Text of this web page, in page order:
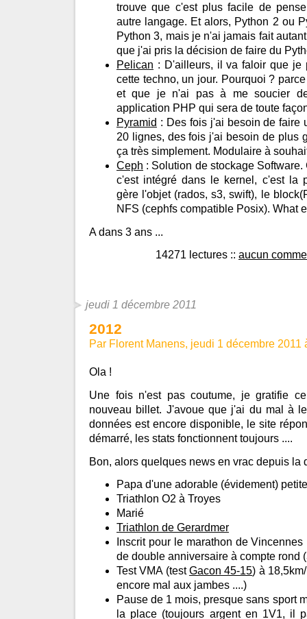
trouve que c'est plus facile de
autre langage. Et alors, Python 2 ou
Python 3, mais je n'ai jamais fait
que j'ai pris la décision de faire du
Pelican : D'ailleurs, il va faloir que je
cette techno, un jour. Pourquoi ?
et que je n'ai pas à me soucier
application PHP qui sera de toute
Pyramid : Des fois j'ai besoin de faire
20 lignes, des fois j'ai besoin de plus
ça très simplement. Modulaire à
Ceph : Solution de stockage
c'est intégré dans le kernel, c'est la
gère l'objet (rados, s3, swift), le
NFS (cephfs compatible Posix). What
A dans 3 ans ...
14271 lectures :: aucun
jeudi 1 décembre 2011
2012
Par Florent Manens, jeudi 1 décembre 2011
Ola !
Une fois n'est pas coutume, je gratifie
nouveau billet. J'avoue que j'ai du mal à
données est encore disponible, le site
démarré, les stats fonctionnent toujours ....
Bon, alors quelques news en vrac depuis la
Papa d'une adorable (évidement)
Triathlon O2 à Troyes
Marié
Triathlon de Gerardmer
Inscrit pour le marathon de
de double anniversaire à compte rond
Test VMA (testGacon 45-15) à
encore mal aux jambes ....)
Pause de 1 mois, presque sans sport
la place (toujours argent en 1V1, il